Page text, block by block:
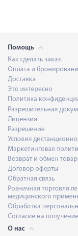
Помощь
Как сделать заказ
Оплата и
Доставка
Это интересно
Политика
Разрешительная
Лицензия
Разрешение
Условия
Маркетинговая
Возврат и обмен
Договор оферты
Обратная связь
Розничная торговля
медицинского
Обработка
Согласие на
О нас